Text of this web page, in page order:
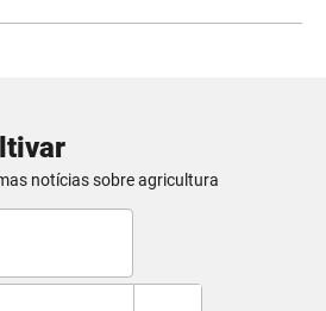
notícias sobre agricultura